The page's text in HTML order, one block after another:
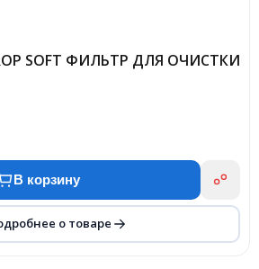
SOFT ФИЛЬТР ДЛЯ ОЧИСТКИ
В корзину
о товаре